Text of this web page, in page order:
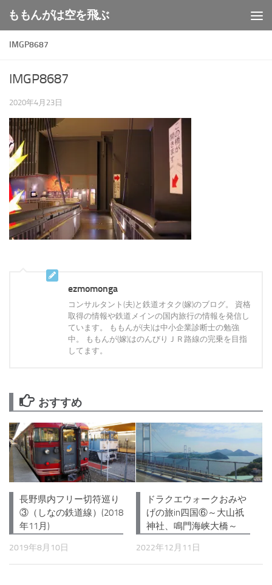
コンテンツへスキップ
ももんがは空を飛ぶ
IMGP8687
IMGP8687
2020年4月23日
ezmomonga
コンサルタント(夫)と鉄道オタク(嫁)のブログ。 資格
取得の情報や鉄道メインの国内旅行の情報を発信し
ています。 ももんが(夫)は中小企業診断士の勉強
中。 ももんが(嫁)はのんびりＪＲ路線の完乗を目指
してます。
おすすめ
長野県内フリー切符巡り
③（しなの鉄道線）(2018
年11月)
2019年8月10日
ドラクエウォークおみや
げの旅in四国⑥～大山祇
神社、鳴門海峡大橋～
2022年12月11日